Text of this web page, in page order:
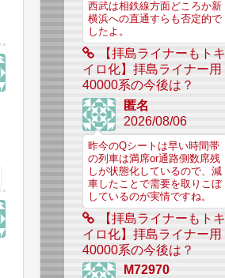
西武は相鉄線方面どころか新
横浜への直通すらも否定的で
したよ。
【拝島ライナーもトキ
イロ化】拝島ライナー用
40000系の今後は？
匿名
2026/08/06
昨今のQシートは早い時間帯
の列車は満席or通路側数席残
しが状態化しているので、減
車したことで需要を取りこぼ
しているのが実情ですね。
【拝島ライナーもトキ
イロ化】拝島ライナー用
40000系の今後は？
M72970